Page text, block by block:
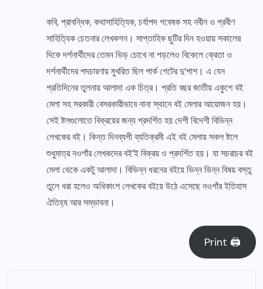
কবি, প্রাবন্ধিক, কথাসাহিত্যিক, চর্যাপদ গবেষক সহ নবীন ও প্রবীণ
সাহিত্যিক চেতনার লেখকগন। সাপ্তাহিক ছুটির দিন হওয়ায় সকালের
দিকে দর্শনার্থীদের তেমন ভিড় চোখে না পড়লেও বিকেলে ক্রেতা ও
দর্শনার্থীদের পদচারণায় মুখরিত ছিল পার্ক গেটের দু’পাশ। এ যেন
প্রতিদিনের তুলনায় আলাদা এক চিত্র। প্রতি বছর জাতীয় একুশে বই
মেলা সহ সরকারী বেসরকারীভাবে নানা স্থানে বই মেলার আয়োজন হয়।
সেই ষ্টলগুলোতে বিক্রয়ের জন্য প্রদর্শিত হয় দেশী বিদেশী বিভিন্ন
লেখকের বই। কিন্ত দিনব্যপী ব্যতিক্রমী এই বই মেলায় সকল ষ্টলে
শুধুমাত্র নওগাঁর লেখকদের বই’ই বিক্রয় ও প্রদর্শিত হয়। যা সচরাচর বই
মেলা থেকে একটু আলাদা। বিভিন্ন ধরনের বইয়ে ভিন্ন ভিন্ন বিষয় বস্তু
তুলে ধরা হলেও অধিকাংশ লেখকের বইয়ে উঠে এসেছে নওগাঁর ইতিহাস
ঐতিহ্য আর সম্ভাবনা।
Print 🖨